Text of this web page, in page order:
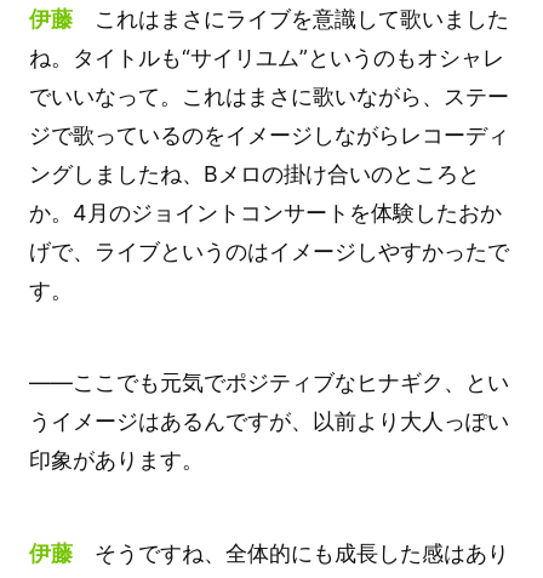
伊藤これはまさにライブを意識して歌いました
ね。タイトルも“サイリユム”というのもオシャレ
でいいなって。これはまさに歌いながら、ステー
ジで歌っているのをイメージしながらレコーディ
ングしましたね、Bメロの掛け合いのところと
か。4月のジョイントコンサートを体験したおか
げで、ライブというのはイメージしやすかったで
す。
――ここでも元気でポジティブなヒナギク、とい
うイメージはあるんですが、以前より大人っぽい
印象があります。
伊藤そうですね、全体的にも成長した感はあり